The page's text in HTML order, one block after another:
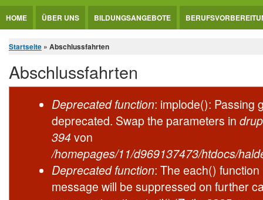
HOME ÜBER UNS BILDUNGSANGEBOTE
Sie sind hier
Startseite » Abschlussfahrten
Abschlussfahrten
Fehlermeldung
Deprecated function: implode(): Passing
deprecated. Swap the parameters in
394 von
/homepages/11/d969137473/htdocs/
Deprecated function: The each()
message will be suppressed on further